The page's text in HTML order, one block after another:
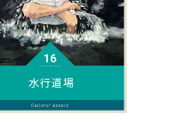
水行道場